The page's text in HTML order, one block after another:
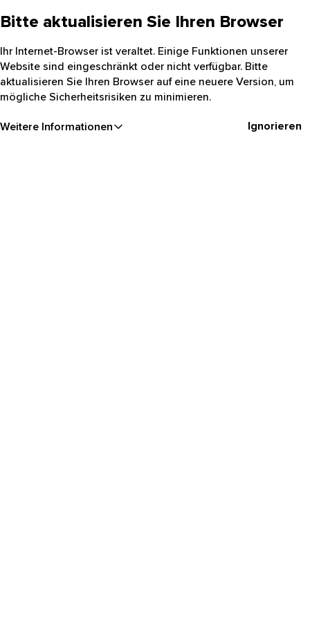
Bitte aktualisieren Sie Ihren Browser
Ihr Internet-Browser ist veraltet. Einige Funktionen unserer
Website sind eingeschränkt oder nicht verfügbar. Bitte
aktualisieren Sie Ihren Browser auf eine neuere Version, um
mögliche Sicherheitsrisiken zu minimieren.
Weitere Informationen Ignorieren